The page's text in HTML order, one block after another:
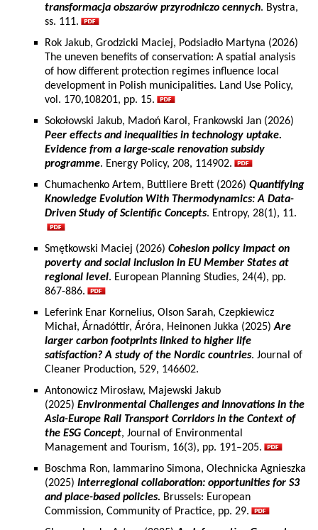
transformacja obszarów przyrodniczo cennych. Bystra,
ss. 111.
Rok Jakub, Grodzicki Maciej, Podsiadło Martyna (2026)
The uneven benefits of conservation: A spatial analysis
of how different protection regimes influence local
development in Polish municipalities. Land Use Policy,
vol. 170,108201, pp. 15.
Sokołowski Jakub, Madoń Karol, Frankowski Jan (2026)
Peer effects and inequalities in technology uptake.
Evidence from a large-scale renovation subsidy
programme. Energy Policy, 208, 114902.
Chumachenko Artem, Buttliere Brett (2026) Quantifying
Knowledge Evolution With Thermodynamics: A Data-
Driven Study of Scientific Concepts. Entropy, 28(1), 11.
Smętkowski Maciej (2026) Cohesion policy impact on
poverty and social inclusion in EU Member States at
regional level. European Planning Studies, 24(4), pp.
867-886.
Leferink Enar Kornelius, Olson Sarah, Czepkiewicz
Michał, Árnadóttir, Áróra, Heinonen Jukka (2025)Are
larger carbon footprints linked to higher life
satisfaction? A study of the Nordic countries. Journal of
Cleaner Production, 529, 146602.
Antonowicz Mirosław, Majewski Jakub
(2025) Environmental Challenges and Innovations in the
Asia-Europe Rail Transport Corridors in the Context of
the ESG Concept, Journal of Environmental
Management and Tourism, 16(3), pp. 191–205.
Boschma Ron, Iammarino Simona, Olechnicka Agnieszka
(2025) Interregional collaboration: opportunities for S3
and place-based policies. Brussels: European
Commission, Community of Practice, pp. 29.